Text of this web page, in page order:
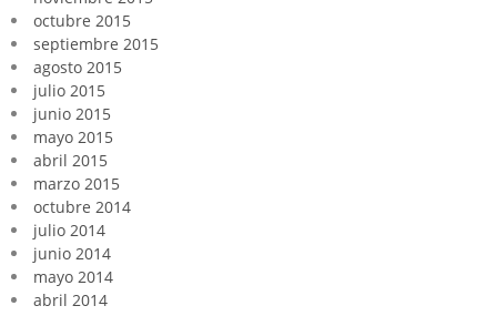
octubre 2015
septiembre 2015
agosto 2015
julio 2015
junio 2015
mayo 2015
abril 2015
marzo 2015
octubre 2014
julio 2014
junio 2014
mayo 2014
abril 2014